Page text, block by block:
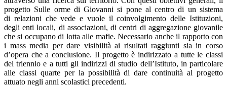
progetto Sulle orme di Giovanni si pone al centro di un sistema
di relazioni che vede e vuole il coinvolgimento delle Istituzioni,
degli enti locali, di associazioni, di centri di aggregazione giovanile
che si occupano di lotta alle mafie. Necessario anche il rapporto con
i mass media per dare visibilità ai risultati raggiunti sia in corso
d’opera che a conclusione. Il progetto è indirizzato a tutte le classi
del triennio e a tutti gli indirizzi di studio dell’Istituto, in particolare
alle classi quarte per la possibilità di dare continuità al progetto
attuato negli anni scolastici precedenti.